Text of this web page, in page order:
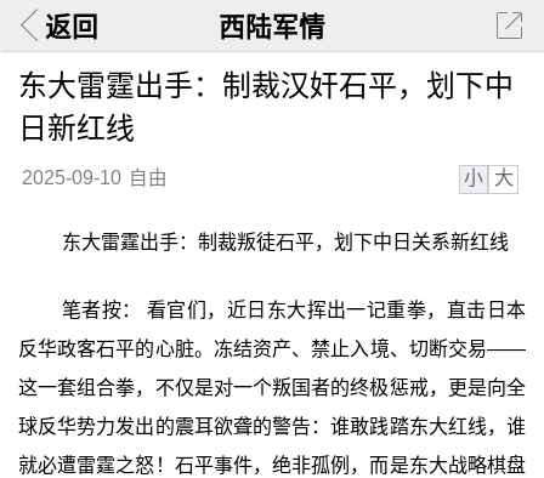
返回 西陆军情
东大雷霆出手：制裁汉奸石平，划下中
日新红线
2025-09-10 自由 小 大
东大雷霆出手：制裁叛徒石平，划下中日关系新红线
笔者按： 看官们，近日东大挥出一记重拳，直击日本
反华政客石平的心脏。冻结资产、禁止入境、切断交易——
这一套组合拳，不仅是对一个叛国者的终极惩戒，更是向全
球反华势力发出的震耳欲聋的警告：谁敢践踏东大红线，谁
就必遭雷霆之怒！石平事件，绝非孤例，而是东大战略棋盘